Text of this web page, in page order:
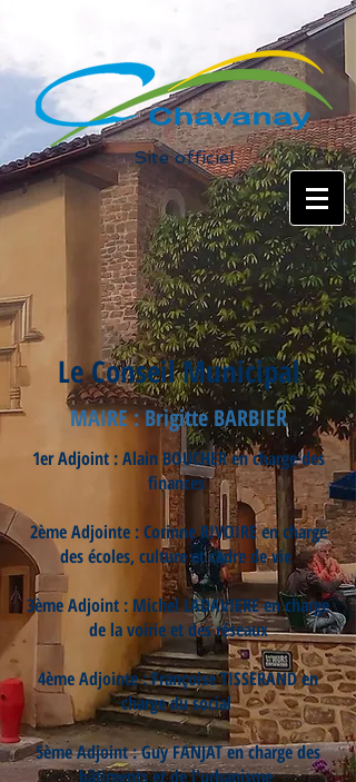
Site officiel
Le Conseil Municipal
MAIRE : Brigitte BARBIER
1er Adjoint : Alain BOUCHER en charge des
finances
2ème Adjointe : Corinne RIVOIRE en charge
des écoles, culture et cadre de vie
3ème Adjoint : Michel LADAVIERE en charge
de la voirie et des réseaux
4ème Adjointe : Françoise TISSERAND en
charge du social
5ème Adjoint : Guy FANJAT en charge des
bâtiments et de l'urbanisme